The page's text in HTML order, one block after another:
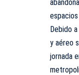
Debido
y aéreo
jornada